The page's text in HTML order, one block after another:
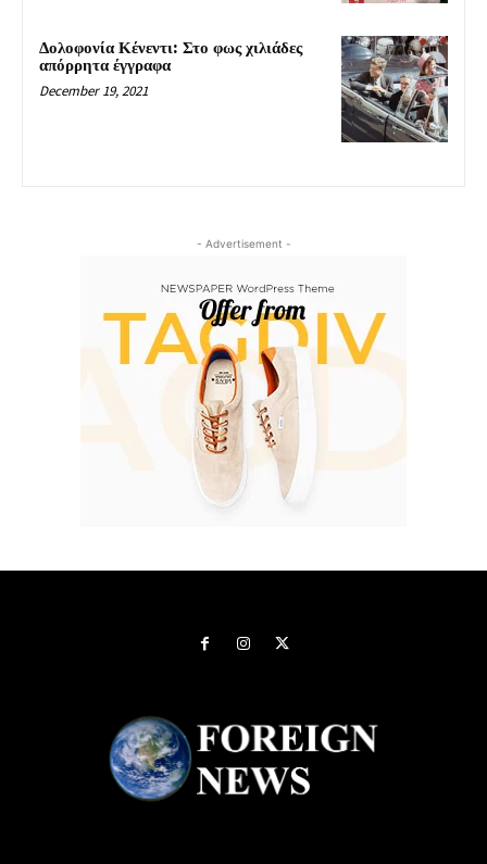
Δολοφονία Κένεντι: Στο φως χιλιάδες
απόρρητα έγγραφα
December 19, 2021
- Advertisement -